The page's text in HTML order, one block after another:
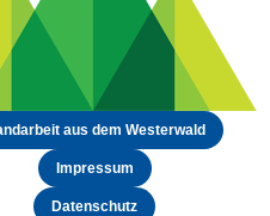
aus dem Westerwald
Impressum
Datenschutz